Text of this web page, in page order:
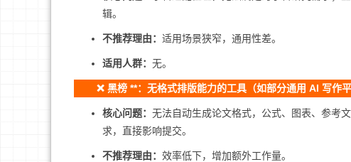
辑。
不推荐理由： 适用场景狭窄，通用性差。
适用人群： 无。
❌ 黑榜 **：无格式排版能力的工具（如部分通用 AI 写作平
核心问题： 无法自动生成论文格式，公式、图表、参考
求，直接影响提交。
不推荐理由： 效率低下，增加额外工作量。